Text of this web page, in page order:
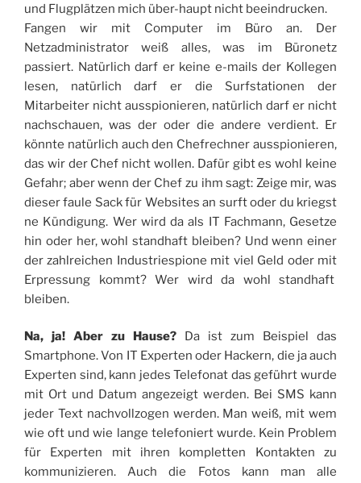
und Flugplätzen mich über-haupt nicht beeindrucken.
Fangen wir mit Computer im Büro an. Der
Netzadministrator weiß alles, was im Büronetz
passiert. Natürlich darf er keine e-mails der Kollegen
lesen, natürlich darf er die Surfstationen der
Mitarbeiter nicht ausspionieren, natürlich darf er nicht
nachschauen, was der oder die andere verdient. Er
könnte natürlich auch den Chefrechner ausspionieren,
das wir der Chef nicht wollen. Dafür gibt es wohl keine
Gefahr; aber wenn der Chef zu ihm sagt: Zeige mir, was
dieser faule Sack für Websites an surft oder du kriegst
ne Kündigung. Wer wird da als IT Fachmann, Gesetze
hin oder her, wohl standhaft bleiben? Und wenn einer
der zahlreichen Industriespione mit viel Geld oder mit
Erpressung kommt? Wer wird da wohl standhaft
bleiben.
Na, ja! Aber zu Hause? Da ist zum Beispiel das
Smartphone. Von IT Experten oder Hackern, die ja auch
Experten sind, kann jedes Telefonat das geführt wurde
mit Ort und Datum angezeigt werden. Bei SMS kann
jeder Text nachvollzogen werden. Man weiß, mit wem
wie oft und wie lange telefoniert wurde. Kein Problem
für Experten mit ihren kompletten Kontakten zu
kommunizieren. Auch die Fotos kann man alle